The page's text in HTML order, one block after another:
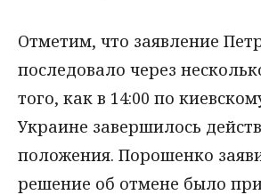
Отметим, что заявление
последовало через
того, как в 14:00 по
Украине завершилось
положения. Порошенко
решение об отмене было